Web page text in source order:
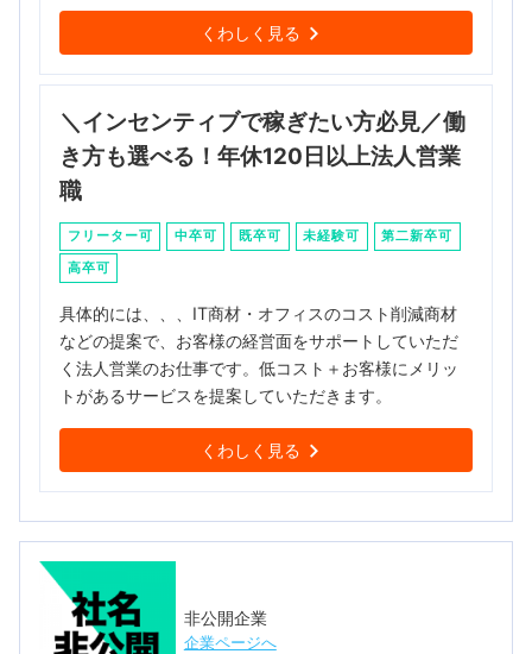
くわしく見る
＼インセンティブで稼ぎたい方必見／働
き方も選べる！年休120日以上法人営業
職
フリーター可 中卒可 既卒可 未経験可
第二新卒可
高卒可
具体的には、、、IT商材・オフィスのコスト削減商材
などの提案で、お客様の経営面をサポートしていただ
く法人営業のお仕事です。低コスト＋お客様にメリッ
トがあるサービスを提案していただきます。
くわしく見る
非公開企業
企業ページへ